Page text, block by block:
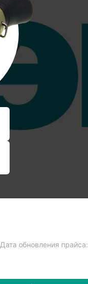
Дата обновления прайса: